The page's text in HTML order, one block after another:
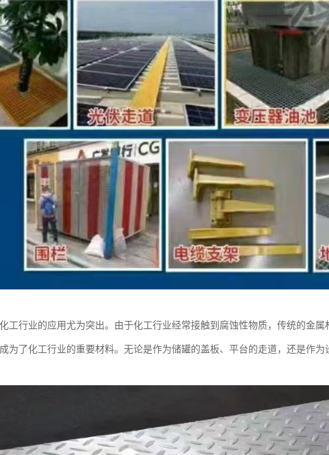
工行业的应用尤为突出。由于化工行业经常接触到腐蚀性物质，传统的金
为了化工行业的重要材料。无论是作为储罐的盖板、平台的走道，还是作